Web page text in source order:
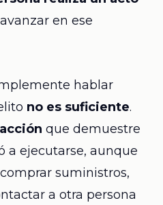
en ese
hablar
no es suficiente.
que demuestre
a ejecutarse, aunque
suministros,
a otra persona